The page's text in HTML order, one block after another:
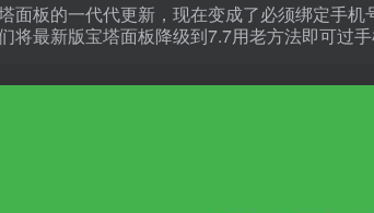
面板的一代代更新，现在变成了必须绑定手机
将最新版宝塔面板降级到7.7用老方法即可过手